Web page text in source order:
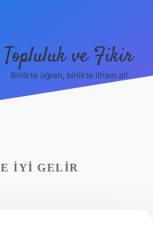
Topluluk ve Fikir
Birlikte öğren, birlikte ilham al!
IYI GELIR